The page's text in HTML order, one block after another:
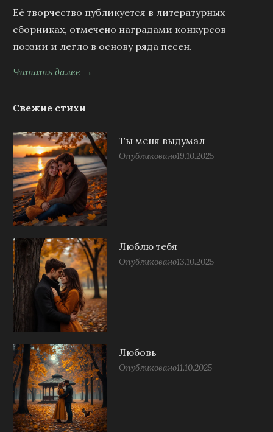
Её творчество публикуется в литературных
сборниках, отмечено наградами конкурсов
поэзии и легло в основу ряда песен.
Читать далее →
Свежие стихи
Ты меня выдумал
Опубликовано19.10.2025
Люблю тебя
Опубликовано13.10.2025
Любовь
Опубликовано11.10.2025